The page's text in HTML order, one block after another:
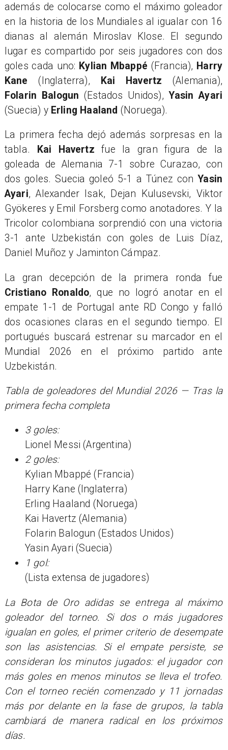
además de colocarse como el máximo goleador
en la historia de los Mundiales al igualar con 16
dianas al alemán Miroslav Klose. El segundo
lugar es compartido por seis jugadores con dos
goles cada uno: Kylian Mbappé (Francia), Harry
Kane (Inglaterra), Kai Havertz (Alemania),
Folarin Balogun (Estados Unidos),Yasin Ayari
(Suecia) y Erling Haaland (Noruega).
La primera fecha dejó además sorpresas en la
tabla.
Kai Havertz fue la gran figura de la
goleada de Alemania 7-1 sobre Curazao, con
dos goles. Suecia goleó 5-1 a Túnez conYasin
Ayari, Alexander Isak, Dejan Kulusevski, Viktor
Gyökeres y Emil Forsberg como anotadores. Y la
Tricolor colombiana sorprendió con una victoria
3-1 ante Uzbekistán con goles de Luis Díaz,
Daniel Muñoz y Jaminton Cámpaz.
La gran decepción de la primera ronda fue
Cristiano Ronaldo, que no logró anotar en el
empate 1-1 de Portugal ante RD Congo y falló
dos ocasiones claras en el segundo tiempo. El
portugués buscará estrenar su marcador en el
Mundial 2026 en el próximo partido ante
Uzbekistán.
Tabla de goleadores del Mundial 2026 — Tras la
primera fecha completa
3 goles:
Lionel Messi (Argentina)
2 goles:
Kylian Mbappé (Francia)
Harry Kane (Inglaterra)
Erling Haaland (Noruega)
Kai Havertz (Alemania)
Folarin Balogun (Estados Unidos)
Yasin Ayari (Suecia)
1 gol:
(Lista extensa de jugadores)
La Bota de Oro adidas se entrega al máximo
goleador del torneo. Si dos o más jugadores
igualan en goles, el primer criterio de desempate
son las asistencias. Si el empate persiste, se
consideran los minutos jugados: el jugador con
más goles en menos minutos se lleva el trofeo.
Con el torneo recién comenzado y 11 jornadas
más por delante en la fase de grupos, la tabla
cambiará de manera radical en los próximos
días.